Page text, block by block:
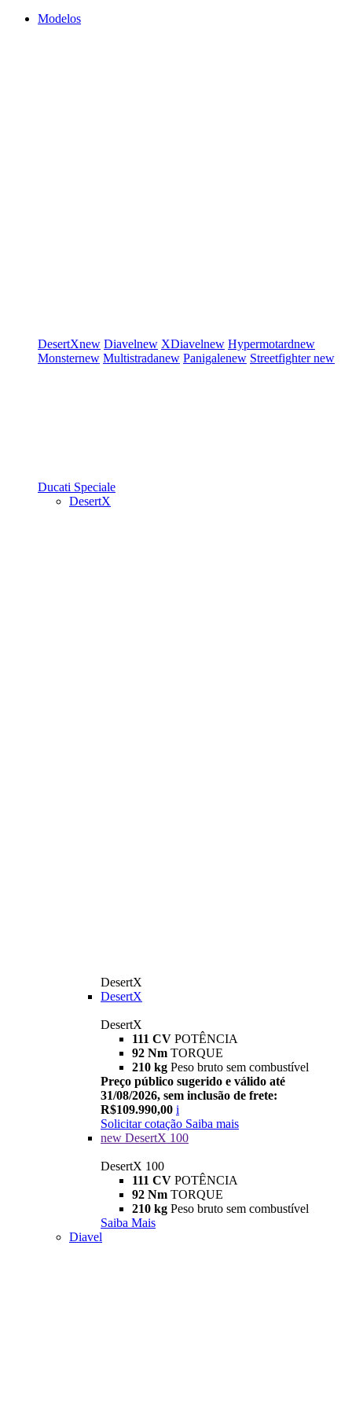
Modelos
DesertXnew Diavelnew XDiavelnew Hypermotardnew
Monsternew Multistradanew Panigalenew Streetfighternew
Ducati Speciale
DesertX
DesertX
DesertX
DesertX
111 CV POTÊNCIA
92 Nm TORQUE
210 kg Peso bruto sem combustível
Preço público sugerido e válido até
31/08/2026, sem inclusão de frete:
R$109.990,00 i
Solicitar cotação Saiba mais
new DesertX 100
DesertX 100
111 CV POTÊNCIA
92 Nm TORQUE
210 kg Peso bruto sem combustível
Saiba Mais
Diavel